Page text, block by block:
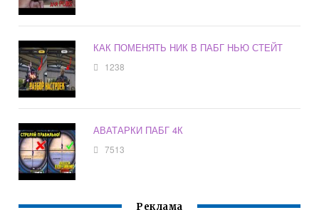
КАК ПОМЕНЯТЬ НИК В ПАБГ НЬЮ СТЕЙТ
1238
АВАТАРКИ ПАБГ 4К
7513
Реклама